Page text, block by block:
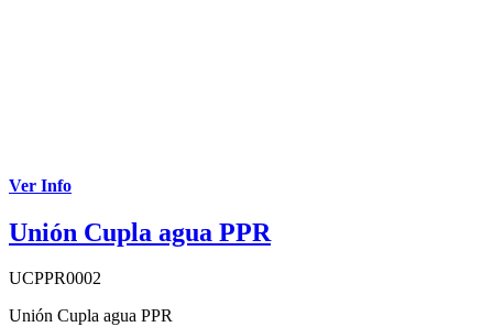
Ver Info
Unión Cupla agua PPR
UCPPR0002
Unión Cupla agua PPR